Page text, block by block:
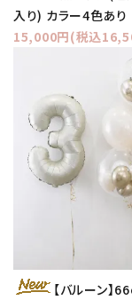
入り) カラー4色あり
15,000円(税込
【バルーン】